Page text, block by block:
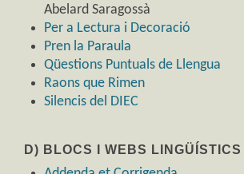
Abelard Saragossà
Per a Lectura i Decoració
Pren la Paraula
Qüestions Puntuals de Llengua
Raons que Rimen
Silencis del DIEC
D) BLOCS I WEBS LINGÜÍSTICS